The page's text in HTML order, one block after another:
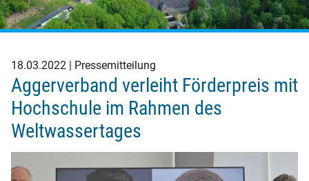
18.03.2022 Pressemitteilung
Aggerverband verleiht Förderpreis mit
Hochschule im Rahmen des
Weltwassertages